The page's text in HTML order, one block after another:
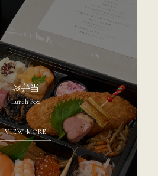
お弁当
Lunch Box
VIEW MORE